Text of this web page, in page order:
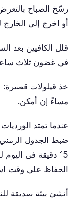
رسّخ الصباح
أو اخرج إلى
في غضون ثلاث
مساءً إن أمكن.
عندما تمتد
ضبط الجدول
الحفاظ على وقت
أنشئ بيئة صديقة